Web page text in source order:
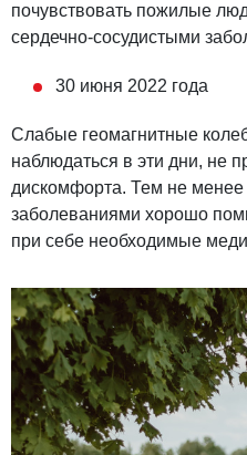
почувствовать пожилые
сердечно-сосудистыми
30 июня 2022 года
Слабые геомагнитные
наблюдаться в эти дни, не
дискомфорта. Тем не
заболеваниями хорошо
при себе необходимые